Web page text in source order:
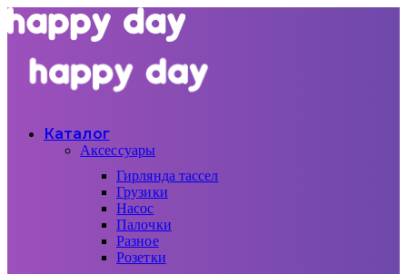
Каталог
Аксессуары
Гирлянда тассел
Грузики
Насос
Палочки
Разное
Розетки